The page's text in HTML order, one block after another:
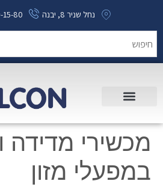
נחל שניר 8, יבנה 15-80
מכשירי מדידה
במפעלי מזון